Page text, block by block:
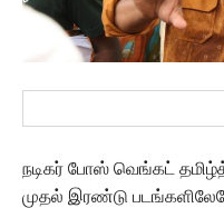
நடிகர் போஸ் வெங்கட்
முதல் இரண்டு